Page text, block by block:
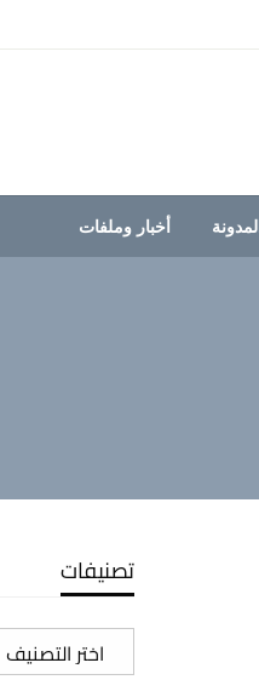
المدونة أخبار وملفات
تصنيفات
تصنيفات